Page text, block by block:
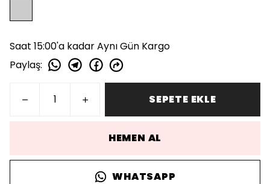
Saat 15:00'a kadar Aynı Gün Kargo
Paylaş:
SEPETE EKLE
HEMEN AL
WHATSAPP